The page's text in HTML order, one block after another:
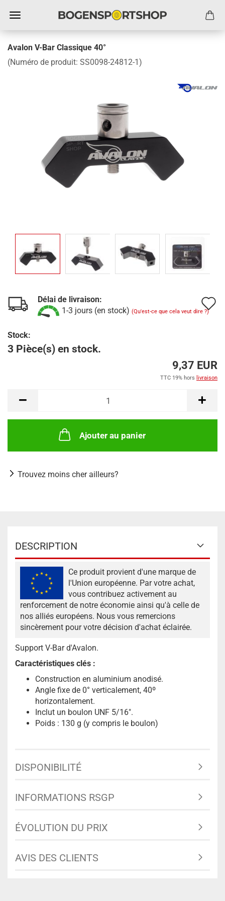
Avalon V-Bar Classique 40°
(Numéro de produit: SS0098-24812-1)
Délai de livraison:
1-3 jours (en stock) (Qu'est-ce que cela veut dire ?)
Stock:
3 Pièce(s) en stock.
9,37 EUR
TTC 19% hors livraison
Ajouter au panier
Trouvez moins cher ailleurs?
DESCRIPTION
Ce produit provient d'une marque de
l'Union européenne. Par votre achat,
vous contribuez activement au
renforcement de notre économie ainsi qu'à celle de
nos alliés européens. Nous vous remercions
sincèrement pour votre décision d'achat éclairée.
Support V-Bar d'Avalon.
Caractéristiques clés :
Construction en aluminium anodisé.
Angle fixe de 0° verticalement, 40º
horizontalement.
Inclut un boulon UNF 5/16".
Poids : 130 g (y compris le boulon)
DISPONIBILITÉ
INFORMATIONS RSGP
ÉVOLUTION DU PRIX
AVIS DES CLIENTS